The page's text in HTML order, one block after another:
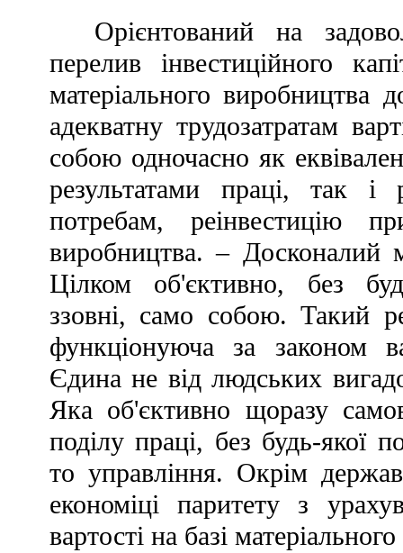
Орієнтований на
перелив інвестиційного
матеріального виробництва
адекватну трудозатратам
собою одночасно як
результатами праці, так і
потребам, реінвестицію
виробництва. – Досконалий
Цілком об'єктивно, без
ззовні, само собою. Такий
функціонуюча за законом
Єдина не від людських
Яка об'єктивно щоразу
поділу праці, без будь-якої
то управління. Окрім
економіці паритету з
вартості на базі